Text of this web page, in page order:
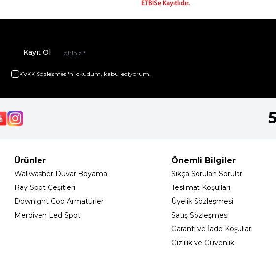
Kayıt Ol
KVKK Sözleşmesi'ni okudum, kabul ediyorum.
Ürünler
Wallwasher Duvar Boyama
Ray Spot Çeşitleri
Downlght Cob Armatürler
Merdiven Led Spot
Önemli Bilgiler
Sıkça Sorulan Sorular
Teslimat Koşulları
Üyelik Sözleşmesi
Satış Sözleşmesi
Garanti ve İade Koşulları
Gizlilik ve Güvenlik